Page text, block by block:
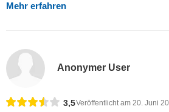
Mehr erfahren
Anonymer User
3,5Veröffentlicht am 20. Juni